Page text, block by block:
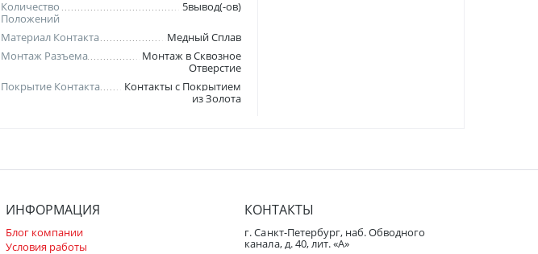
Количество
Положений
5вывод(-ов)
Материал Контакта
Медный Сплав
Монтаж Разъема
Монтаж в Сквозное
Отверстие
Покрытие Контакта
Контакты с Покрытием
из Золота
ИНФОРМАЦИЯ
Блог компании
Условия работы
КОНТАКТЫ
г. Санкт-Петербург, наб. Обводного
канала, д. 40, лит. «А»